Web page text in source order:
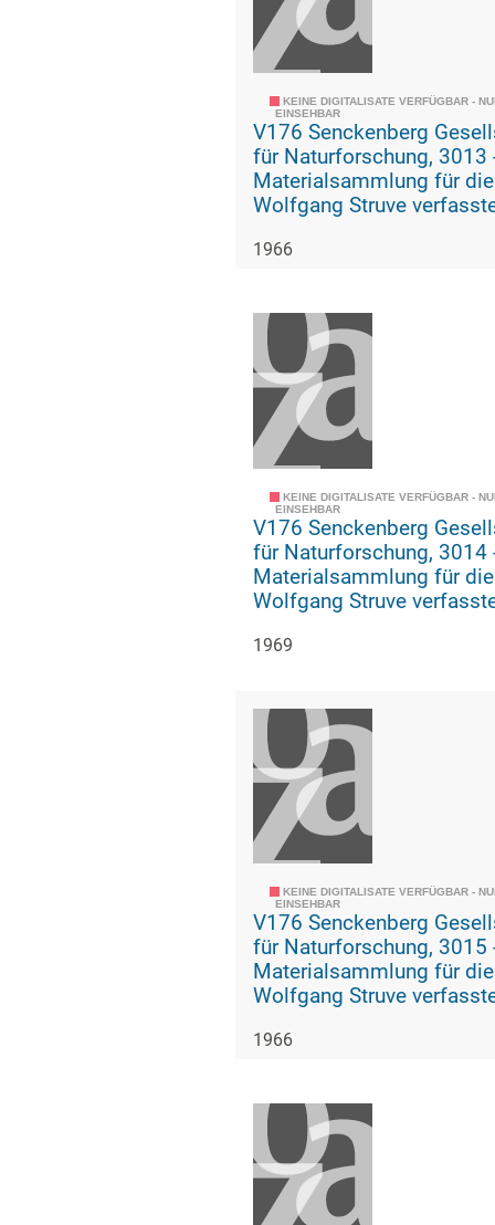
KEINE DIGITALISATE VERFÜGBAR -
EINSEHBAR
V176 Senckenberg
für Naturforschung, 3013 -
Materialsammlung für
Wolfgang Struve
paläozoologischen
1966
KEINE DIGITALISATE VERFÜGBAR -
EINSEHBAR
V176 Senckenberg
für Naturforschung, 3014 -
Materialsammlung für
Wolfgang Struve
paläozoologischen
1969
KEINE DIGITALISATE VERFÜGBAR -
EINSEHBAR
V176 Senckenberg
für Naturforschung, 3015 -
Materialsammlung für
Wolfgang Struve
paläozoologischen
1966